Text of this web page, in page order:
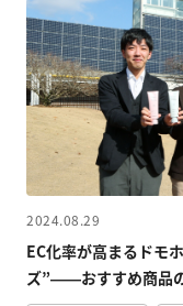
2024.08.29
EC化率が高まるドモ
ズ”――おすすめ商品